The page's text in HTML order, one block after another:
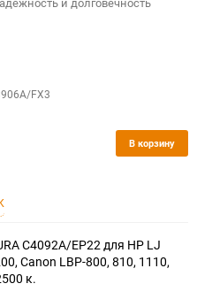
FX3
В корзину
C4092A/EP22 для HP LJ
Canon LBP-800, 810, 1110,
к.